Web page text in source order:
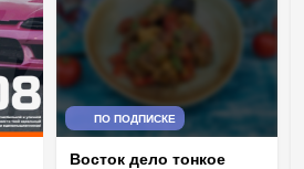
ПО ПОДПИСКЕ
Восток дело тонкое